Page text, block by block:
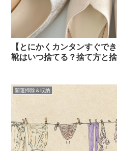
【とにかくカンタンすぐで
靴はいつ捨てる？捨て方と
開運掃除＆収納